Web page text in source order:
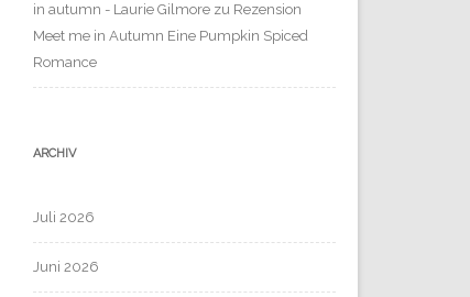
in autumn - Laurie Gilmore zu Rezension
Meet me in Autumn Eine Pumpkin Spiced
Romance
ARCHIV
Juli 2026
Juni 2026